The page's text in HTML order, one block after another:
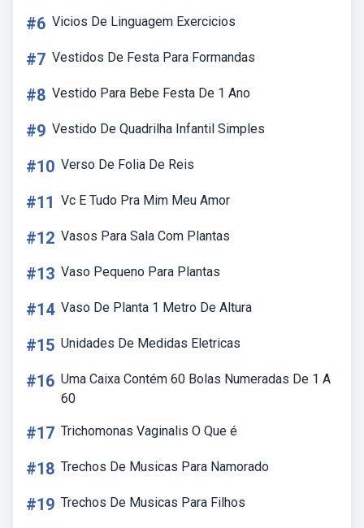
#6 Vicios De Linguagem Exercicios
#7 Vestidos De Festa Para Formandas
#8 Vestido Para Bebe Festa De 1 Ano
#9 Vestido De Quadrilha Infantil Simples
#10 Verso De Folia De Reis
#11 Vc E Tudo Pra Mim Meu Amor
#12 Vasos Para Sala Com Plantas
#13 Vaso Pequeno Para Plantas
#14 Vaso De Planta 1 Metro De Altura
#15 Unidades De Medidas Eletricas
#16 Uma Caixa Contém 60 Bolas Numeradas De 1 A
60
#17 Trichomonas Vaginalis O Que é
#18 Trechos De Musicas Para Namorado
#19 Trechos De Musicas Para Filhos